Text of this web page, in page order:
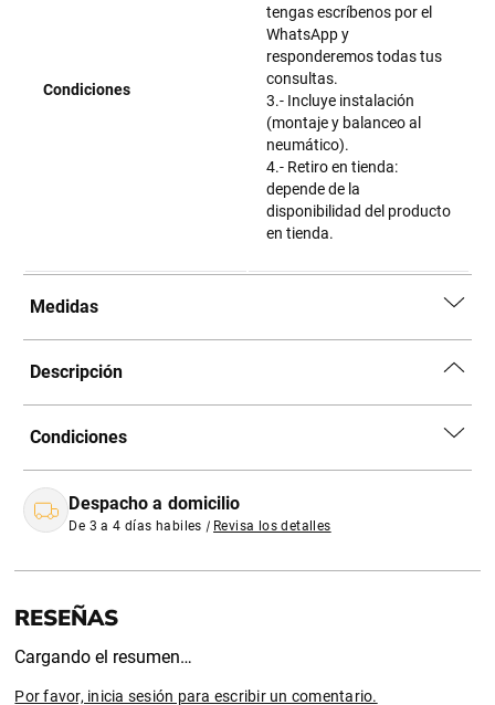
Condiciones
tengas escríbenos por el
WhatsApp y
responderemos todas tus
consultas.
3.- Incluye instalación
(montaje y balanceo al
neumático).
4.- Retiro en tienda:
depende de la
disponibilidad del producto
en tienda.
Medidas
Descripción
Condiciones
Despacho a domicilio
De 3 a 4 días habiles | Revisa los detalles
Cargando el resumen…
Por favor, inicia sesión para escribir un comentario.